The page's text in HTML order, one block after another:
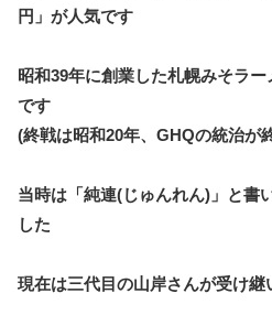
円」が人気です
昭和39年に創業した札幌みそラ
です
(終戦は昭和20年、GHQの統治が
当時は「純連(じゅんれん)」と書
した
現在は三代目の山岸さんが受け継